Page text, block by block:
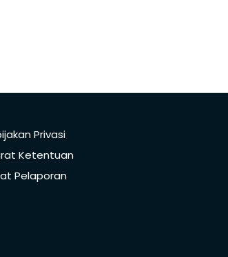
Privasi
Ketentuan
Pelaporan